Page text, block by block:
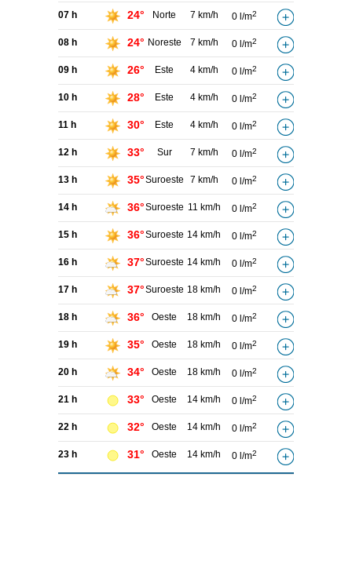
07 h 24° Norte 7 km/h 0 l/m2
08 h 24° Noreste 7 km/h 0 l/m2
09 h 26° Este 4 km/h 0 l/m2
10 h 28° Este 4 km/h 0 l/m2
11 h 30° Este 4 km/h 0 l/m2
12 h 33° Sur 7 km/h 0 l/m2
13 h 35°Suroeste 7 km/h 0 l/m2
14 h 36°Suroeste 11 km/h 0 l/m2
15 h 36°Suroeste 14 km/h 0 l/m2
16 h 37°Suroeste 14 km/h 0 l/m2
17 h 37°Suroeste 18 km/h 0 l/m2
18 h 36° Oeste 18 km/h 0 l/m2
19 h 35° Oeste 18 km/h 0 l/m2
20 h 34° Oeste 18 km/h 0 l/m2
21 h 33° Oeste 14 km/h 0 l/m2
22 h 32° Oeste 14 km/h 0 l/m2
23 h 31° Oeste 14 km/h 0 l/m2